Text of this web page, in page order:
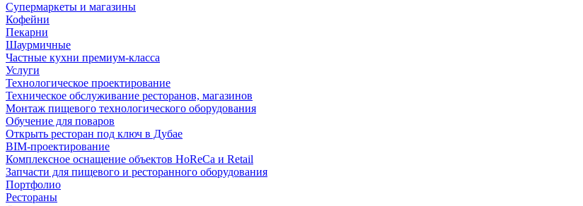
Супермаркеты и магазины
Кофейни
Пекарни
Шаурмичные
Частные кухни премиум-класса
Услуги
Технологическое проектирование
Техническое обслуживание ресторанов, магазинов
Монтаж пищевого технологического оборудования
Обучение для поваров
Открыть ресторан под ключ в Дубае
BIM-проектирование
Комплексное оснащение объектов HoReCa и Retail
Запчасти для пищевого и ресторанного оборудования
Портфолио
Рестораны